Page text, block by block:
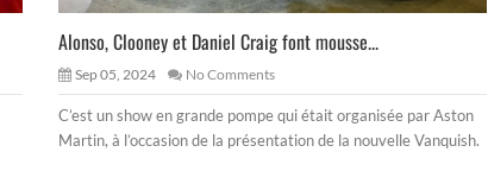
Alonso, Clooney et Daniel Craig font mousse...
Sep 05, 2024 No Comments
C’est un show en grande pompe qui était organisée par Aston
Martin, à l’occasion de la présentation de la nouvelle Vanquish.